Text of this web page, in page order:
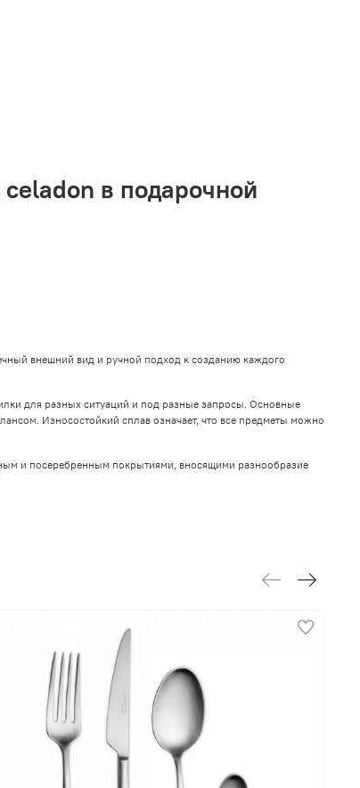
в подарочной
внешний вид и ручной подход к созданию каждого
для разных ситуаций и под разные запросы. Основные
Износостойкий сплав означает, что все предметы можно
и посеребренным покрытиями, вносящими разнообразие